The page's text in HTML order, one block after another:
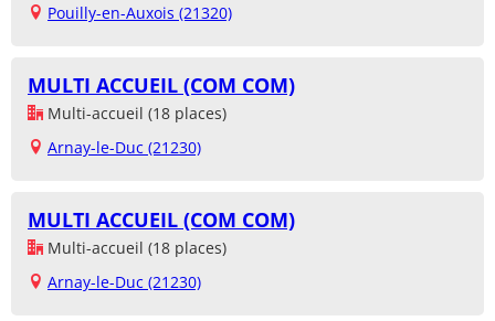
Pouilly-en-Auxois (21320)
MULTI ACCUEIL (COM COM)
Multi-accueil (18 places)
Arnay-le-Duc (21230)
MULTI ACCUEIL (COM COM)
Multi-accueil (18 places)
Arnay-le-Duc (21230)